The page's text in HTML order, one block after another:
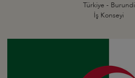
Türkiye - Burundi
İş Konseyi